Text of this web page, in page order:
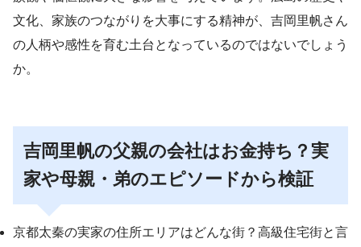
文化、家族のつながりを大事にする精神が、吉岡里帆さん
の人柄や感性を育む土台となっているのではないでしょう
か。
吉岡里帆の父親の会社はお金持ち？実
家や母親・弟のエピソードから検証
京都太秦の実家の住所エリアはどんな街？高級住宅街と言